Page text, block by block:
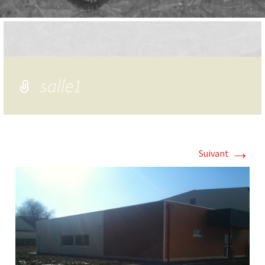
salle1
Suivant →